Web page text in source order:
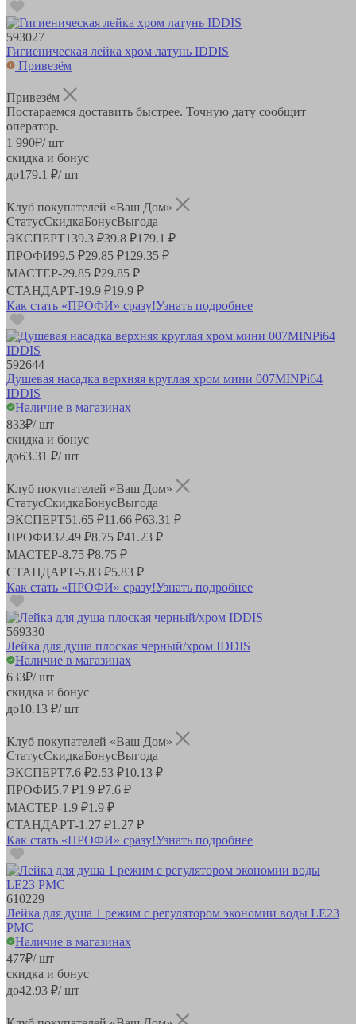
593027
Гигиеническая лейка хром латунь IDDIS
Привезём
Привезём
Постараемся доставить быстрее. Точную дату сообщит
оператор.
1 990₽/ шт
скидка и бонус
до179.1 ₽/ шт
Клуб покупателей «Ваш Дом»
СтатусСкидкаБонусВыгода
ЭКСПЕРТ139.3 ₽39.8 ₽179.1 ₽
ПРОФИ99.5 ₽29.85 ₽129.35 ₽
МАСТЕР-29.85 ₽29.85 ₽
СТАНДАРТ-19.9 ₽19.9 ₽
Как стать «ПРОФИ» сразу!Узнать подробнее
592644
Душевая насадка верхняя круглая хром мини 007MINPi64
IDDIS
Наличие в магазинах
833₽/ шт
скидка и бонус
до63.31 ₽/ шт
Клуб покупателей «Ваш Дом»
СтатусСкидкаБонусВыгода
ЭКСПЕРТ51.65 ₽11.66 ₽63.31 ₽
ПРОФИ32.49 ₽8.75 ₽41.23 ₽
МАСТЕР-8.75 ₽8.75 ₽
СТАНДАРТ-5.83 ₽5.83 ₽
Как стать «ПРОФИ» сразу!Узнать подробнее
569330
Лейка для душа плоская черный/хром IDDIS
Наличие в магазинах
633₽/ шт
скидка и бонус
до10.13 ₽/ шт
Клуб покупателей «Ваш Дом»
СтатусСкидкаБонусВыгода
ЭКСПЕРТ7.6 ₽2.53 ₽10.13 ₽
ПРОФИ5.7 ₽1.9 ₽7.6 ₽
МАСТЕР-1.9 ₽1.9 ₽
СТАНДАРТ-1.27 ₽1.27 ₽
Как стать «ПРОФИ» сразу!Узнать подробнее
610229
Лейка для душа 1 режим с регулятором экономии воды LE23
РМС
Наличие в магазинах
477₽/ шт
скидка и бонус
до42.93 ₽/ шт